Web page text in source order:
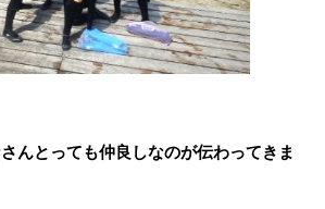
んとっても仲良しなのが伝わってきま